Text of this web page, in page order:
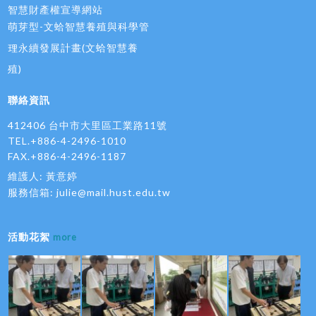
智慧財產權宣導網站
萌芽型-文蛤智慧養殖與科學管
理永續發展計畫(文蛤智慧養
殖)
聯絡資訊
412406 台中市大里區工業路11號
TEL.+886-4-2496-1010
FAX.+886-4-2496-1187
維護人: 黃意婷
服務信箱:julie@mail.hust.edu.tw
活動花絮 more